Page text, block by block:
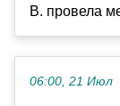
В. провела
06:00, 21 Июл